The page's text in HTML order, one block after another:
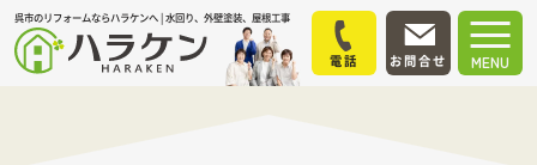
呉市のリフォームならハラケンへ | 水回り、外壁塗装、屋根工事
MENU
電話 お問合せ